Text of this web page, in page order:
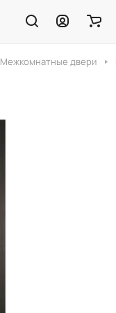
Межкомнатные двери